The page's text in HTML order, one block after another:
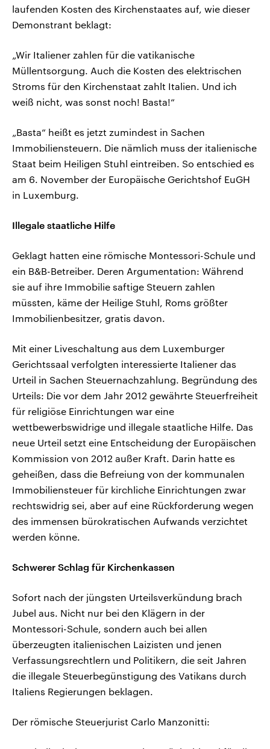
laufenden Kosten des Kirchenstaates auf, wie dieser
Demonstrant beklagt:
„Wir Italiener zahlen für die vatikanische
Müllentsorgung. Auch die Kosten des elektrischen
Stroms für den Kirchenstaat zahlt Italien. Und ich
weiß nicht, was sonst noch! Basta!“
„Basta“ heißt es jetzt zumindest in Sachen
Immobiliensteuern. Die nämlich muss der italienische
Staat beim Heiligen Stuhl eintreiben. So entschied es
am 6. November der Europäische Gerichtshof EuGH
in Luxemburg.
Illegale staatliche Hilfe
Geklagt hatten eine römische Montessori-Schule und
ein B&B-Betreiber. Deren Argumentation: Während
sie auf ihre Immobilie saftige Steuern zahlen
müssten, käme der Heilige Stuhl, Roms größter
Immobilienbesitzer, gratis davon.
Mit einer Liveschaltung aus dem Luxemburger
Gerichtssaal verfolgten interessierte Italiener das
Urteil in Sachen Steuernachzahlung. Begründung des
Urteils: Die vor dem Jahr 2012 gewährte Steuerfreiheit
für religiöse Einrichtungen war eine
wettbewerbswidrige und illegale staatliche Hilfe. Das
neue Urteil setzt eine Entscheidung der Europäischen
Kommission von 2012 außer Kraft. Darin hatte es
geheißen, dass die Befreiung von der kommunalen
Immobiliensteuer für kirchliche Einrichtungen zwar
rechtswidrig sei, aber auf eine Rückforderung wegen
des immensen bürokratischen Aufwands verzichtet
werden könne.
Schwerer Schlag für Kirchenkassen
Sofort nach der jüngsten Urteilsverkündung brach
Jubel aus. Nicht nur bei den Klägern in der
Montessori-Schule, sondern auch bei allen
überzeugten italienischen Laizisten und jenen
Verfassungsrechtlern und Politikern, die seit Jahren
die illegale Steuerbegünstigung des Vatikans durch
Italiens Regierungen beklagen.
Der römische Steuerjurist Carlo Manzonitti: